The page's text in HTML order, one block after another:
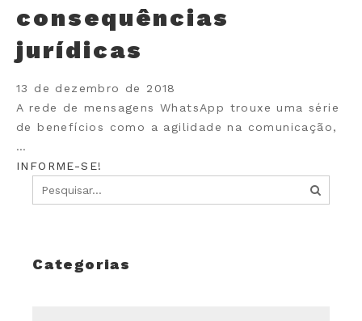
consequências
jurídicas
13 de dezembro de 2018
A rede de mensagens WhatsApp trouxe uma série
de benefícios como a agilidade na comunicação,
…
INFORME-SE!
Categorias